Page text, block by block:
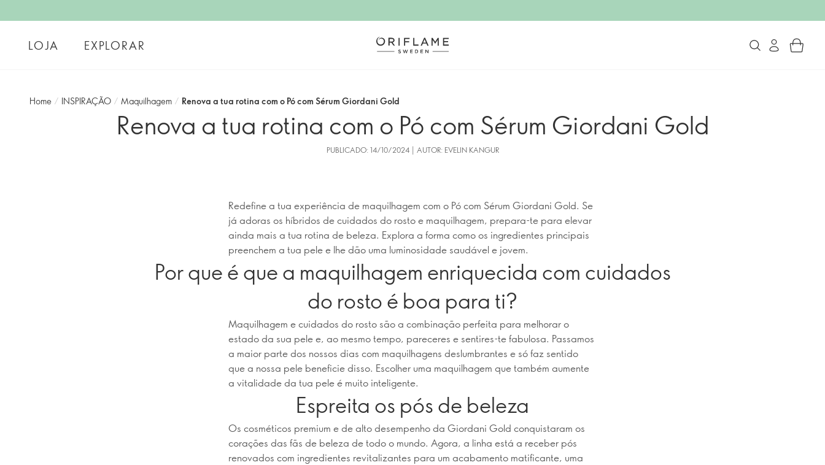
LOJA EXPLORAR
Home / INSPIRAÇÃO / Maquilhagem / Renova a tua rotina com o Pó com Sérum Giordani Gold
Renova a tua rotina com o Pó com Sérum Giordani Gold
PUBLICADO: 14/10/2024 | AUTOR: EVELIN KANGUR
Redefine a tua experiência de maquilhagem com o Pó com Sérum Giordani Gold. Se
já adoras os híbridos de cuidados do rosto e maquilhagem, prepara-te para elevar
ainda mais a tua rotina de beleza. Explora a forma como os ingredientes principais
preenchem a tua pele e lhe dão uma luminosidade saudável e jovem.
Por que é que a maquilhagem enriquecida com cuidados
do rosto é boa para ti?
Maquilhagem e cuidados do rosto são a combinação perfeita para melhorar o
estado da sua pele e, ao mesmo tempo, pareceres e sentires-te fabulosa. Passamos
a maior parte dos nossos dias com maquilhagens deslumbrantes e só faz sentido
que a nossa pele beneficie disso. Escolher uma maquilhagem que também aumente
a vitalidade da tua pele é muito inteligente.
Espreita os pós de beleza
Os cosméticos premium e de alto desempenho da Giordani Gold conquistaram os
corações das fãs de beleza de todo o mundo. Agora, a linha está a receber pós
renovados com ingredientes revitalizantes para um acabamento matificante, uma